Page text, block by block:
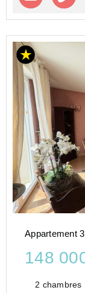
Appartement
148
2 chambres